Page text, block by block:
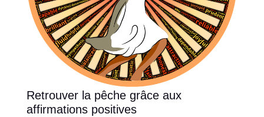
Retrouver la pêche grâce aux
affirmations positives